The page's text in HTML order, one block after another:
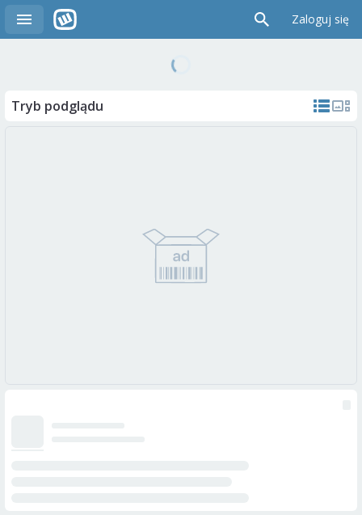
Zaloguj się
Tryb podglądu